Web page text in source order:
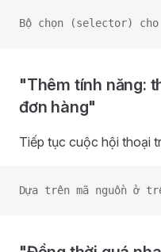
Bộ chọn (selector)
"Thêm tính năng:
đơn hàng"
Tiếp tục cuộc hội thoại
Dựa trên mã nguồn ở